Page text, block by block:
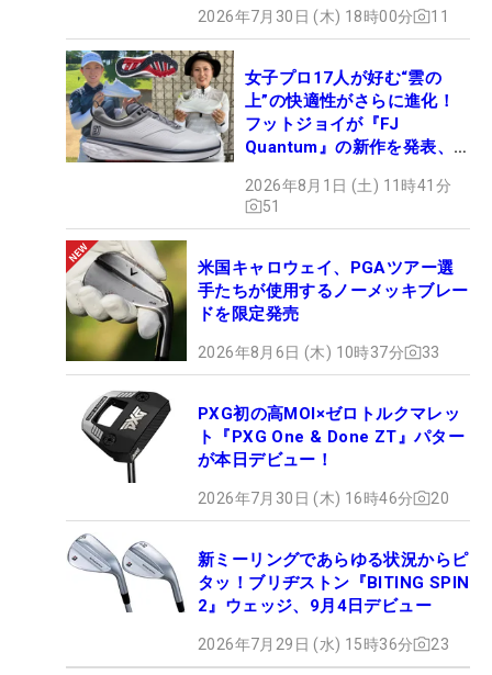
2026年7月30日 (木) 18時00分 11
女子プロ17人が好む“雲の
上”の快適性がさらに進化！
フットジョイが『FJ
Quantum』の新作を発表、8
2026年8月1日 (土) 11時41分
51
米国キャロウェイ、PGAツアー選
手たちが使用するノーメッキブレー
ドを限定発売
2026年8月6日 (木) 10時37分 33
PXG初の高MOI×ゼロトルクマレッ
ト『PXG One & Done ZT』パター
が本日デビュー！
2026年7月30日 (木) 16時46分 20
新ミーリングであらゆる状況からピ
タッ！ブリヂストン『BITING SPIN
2』ウェッジ、9月4日デビュー
2026年7月29日 (水) 15時36分 23